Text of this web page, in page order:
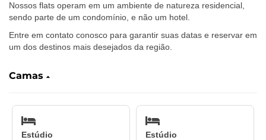
Nossos flats operam em um ambiente de natureza residencial,
sendo parte de um condomínio, e não um hotel.
Entre em contato conosco para garantir suas datas e reservar em
um dos destinos mais desejados da região.
Camas
Estúdio Estúdio